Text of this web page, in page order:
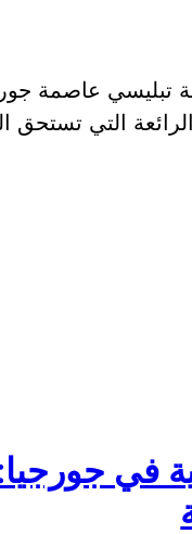
تبليسي عاصمة
التي تستحق
في